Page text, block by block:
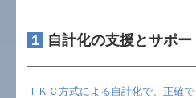
1 自計化の支援とサポー
ＴＫＣ方式による自計化で、正確